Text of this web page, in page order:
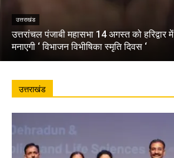
उत्तराखंड
उत्तरांचल पंजाबी महासभा 14 अगस्त को हरिद्वार में
मनाएगी ‘ विभाजन विभीषिका स्मृति दिवस ‘
उत्तराखंड